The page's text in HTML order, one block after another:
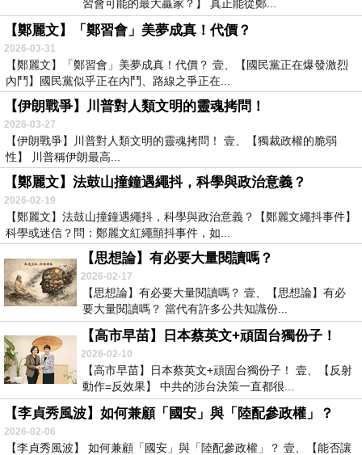
習會可能的最大贏家？】 真正能從鄭...
【鄭麗文】「鄭習會」美夢成真！代價？
2026-03-31
【鄭麗文】「鄭習會」美夢成真！代價？ 壹、【國民黨正在爆發激烈
內鬥】國民黨似乎正在內鬥、路線之爭正在...
【伊朗戰爭】川普對人類文明的靈魂拷問！
2026-03-27
【伊朗戰爭】川普對人類文明的靈魂拷問！ 壹、【獨裁政權的脆弱
性】 川普稱伊朗最高...
【鄭麗文】法鼓山撞鐘遇繩抖，科學與政治意義？
2026-02-19
【鄭麗文】法鼓山撞鐘遇繩抖，科學與政治意義？【鄭麗文繩抖事件】
科學或迷信？問：鄭麗文紅繩顫抖事件，如...
【思想論】有必要大量閱讀嗎？
2026-02-17
【思想論】有必要大量閱讀嗎？ 壹、【思想論】有必
要大量閱讀嗎？ 當代有許多公共知識份...
【高市早苗】日本蔡英文+頑固台獨份子！
2026-02-10
【高市早苗】日本蔡英文+頑固台獨份子！ 壹、【反射
動作=反效果】 中共的涉台決策一直都很...
【李貞秀風波】如何兼顧「國安」與「陸配參政權」？
2026-02-06
【李貞秀風波】 如何兼顧「國安」與「陸配參政權」？ 壹、【能否讓